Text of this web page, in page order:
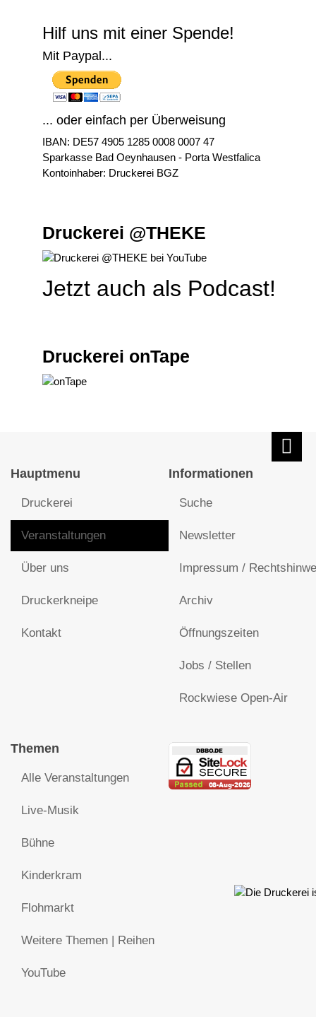
Hilf uns mit einer Spende!
Mit Paypal...
... oder einfach per Überweisung
IBAN: DE57 4905 1285 0008 0007 47
Sparkasse Bad Oeynhausen - Porta Westfalica
Kontoinhaber: Druckerei BGZ
Druckerei @THEKE
Jetzt auch als Podcast!
Druckerei onTape
Hauptmenu
Druckerei
Veranstaltungen
Über uns
Druckerkneipe
Kontakt
Informationen
Suche
Newsletter
Impressum /
Archiv
Öffnungszeiten
Jobs / Stellen
Rockwiese Open-Air
Themen
Alle Veranstaltungen
Live-Musik
Bühne
Kinderkram
Flohmarkt
Weitere Themen | Reihen
YouTube